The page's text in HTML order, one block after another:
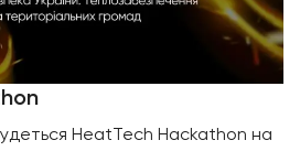
HeatTech Hackathon на